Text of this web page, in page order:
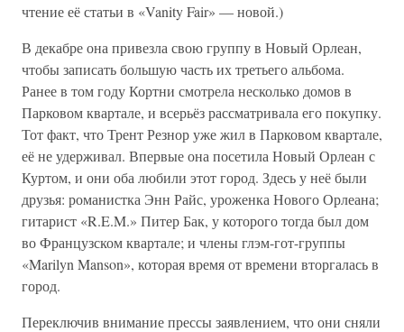
чтение её статьи в «Vanity Fair» — новой.)
В декабре она привезла свою группу в Новый Орлеан,
чтобы записать большую часть их третьего альбома.
Ранее в том году Кортни смотрела несколько домов в
Парковом квартале, и всерьёз рассматривала его покупку.
Тот факт, что Трент Резнор уже жил в Парковом квартале,
её не удерживал. Впервые она посетила Новый Орлеан с
Куртом, и они оба любили этот город. Здесь у неё были
друзья: романистка Энн Райс, уроженка Нового Орлеана;
гитарист «R.E.M.» Питер Бак, у которого тогда был дом
во Французском квартале; и члены глэм-гот-группы
«Marilyn Manson», которая время от времени вторгалась в
город.
Переключив внимание прессы заявлением, что они сняли